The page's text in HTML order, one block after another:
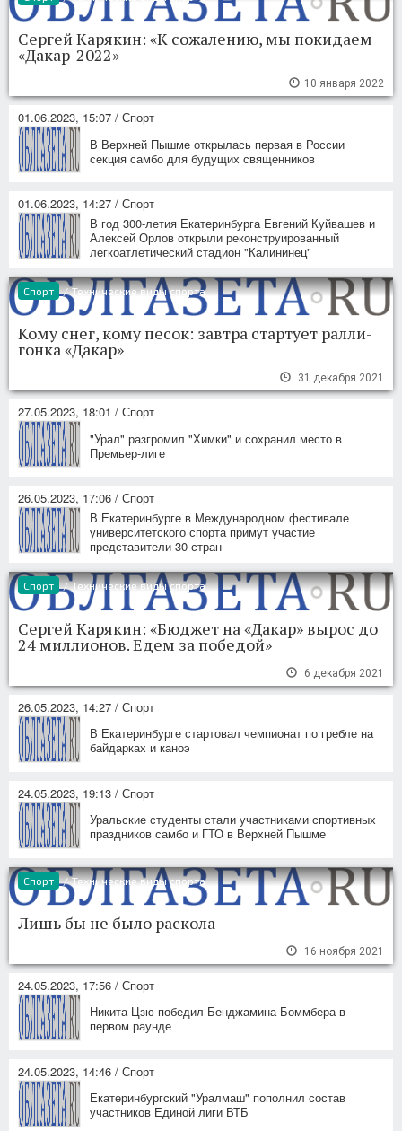
Сергей Карякин: «К сожалению, мы покидаем
«Дакар-2022»
10 января 2022
01.06.2023, 15:07 / Спорт
В Верхней Пышме открылась первая в России
секция самбо для будущих священников
01.06.2023, 14:27 / Спорт
В год 300-летия Екатеринбурга Евгений Куйвашев и
Алексей Орлов открыли реконструированный
легкоатлетический стадион "Калининец"
Спорт / Технические виды спорта
Кому снег, кому песок: завтра стартует ралли-
гонка «Дакар»
31 декабря 2021
27.05.2023, 18:01 / Спорт
"Урал" разгромил "Химки" и сохранил место в
Премьер-лиге
26.05.2023, 17:06 / Спорт
В Екатеринбурге в Международном фестивале
университетского спорта примут участие
представители 30 стран
Спорт / Технические виды спорта
Сергей Карякин: «Бюджет на «Дакар» вырос до
24 миллионов. Едем за победой»
6 декабря 2021
26.05.2023, 14:27 / Спорт
В Екатеринбурге стартовал чемпионат по гребле на
байдарках и каноэ
24.05.2023, 19:13 / Спорт
Уральские студенты стали участниками спортивных
праздников самбо и ГТО в Верхней Пышме
Спорт / Технические виды спорта
Лишь бы не было раскола
16 ноября 2021
24.05.2023, 17:56 / Спорт
Никита Цзю победил Бенджамина Боммбера в
первом раунде
24.05.2023, 14:46 / Спорт
Екатеринбургский "Уралмаш" пополнил состав
участников Единой лиги ВТБ